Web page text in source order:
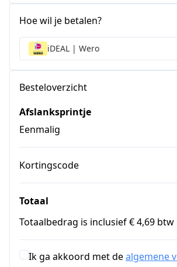
Hoe wil je betalen?
iDEAL | Wero
Besteloverzicht
Afslanksprintje
Eenmalig
Kortingscode
Totaal
Totaalbedrag is inclusief € 4,69 btw
Ik ga akkoord met dealgemene